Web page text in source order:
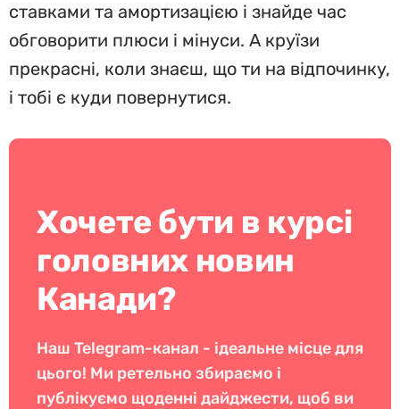
ставками та амортизацією і знайде час
обговорити плюси і мінуси. А круїзи
прекрасні, коли знаєш, що ти на відпочинку,
і тобі є куди повернутися.
Хочете бути в курсі
головних новин
Канади?
Наш Telegram-канал - ідеальне місце для
цього! Ми ретельно збираємо і
публікуємо щоденні дайджести, щоб ви